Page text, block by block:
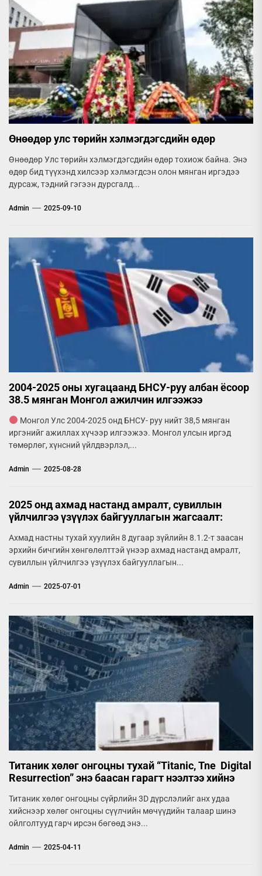
Өнөөдөр улс төрийн хэлмэгдэгсдийн өдөр
Өнөөдөр Улс төрийн хэлмэгдэгсдийн өдөр тохиож байна. Энэ
өдөр бид түүхэнд хилсээр хэлмэгдсэн олон мянган иргэдээ
дурсаж, тэдний гэгээн дурсгалд...
Admin 2025-09-10
2004-2025 оны хугацаанд БНСУ-руу албан ёсоор
38.5 мянган Монгол ажилчин илгээжээ
Монгол Улс 2004-2025 онд БНСУ- руу нийт 38,5 мянган
иргэнийг ажиллах хүчээр илгээжээ. Монгол улсын иргэд
төмөрлөг, хүнсний үйлдвэрлэл,...
Admin 2025-08-28
2025 онд ахмад настанд амралт, сувиллын
үйлчилгээ үзүүлэх байгууллагын жагсаалт:
Ахмад настны тухай хуулийн 8 дугаар зүйлийн 8.1.2-т заасан
эрхийн бичгийн хөнгөлөлттэй үнээр ахмад настанд амралт,
сувиллын үйлчилгээ үзүүлэх байгууллагын...
Admin 2025-07-01
Титаник хөлөг онгоцны тухай “Titanic, Tne Digital
Resurrection” энэ баасан гарагт нээлтээ хийнэ
Титаник хөлөг онгоцны сүйрлийн 3D дүрслэлийг анх удаа
хийснээр хөлөг онгоцны сүүлчийн мөчүүдийн талаар шинэ
ойлголтууд гарч ирсэн бөгөөд энэ...
Admin 2025-04-11